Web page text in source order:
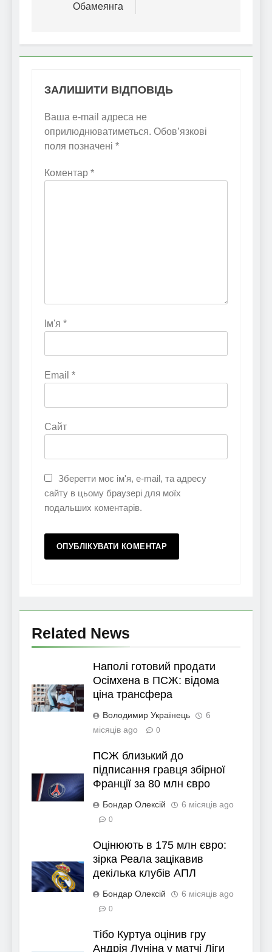
Обамеянга
ЗАЛИШИТИ ВІДПОВІДЬ
Ваша e-mail адреса не
оприлюднюватиметься. Обов’язкові
поля позначені *
Коментар *
Ім'я *
Email *
Сайт
Зберегти моє ім'я, e-mail, та адресу
сайту в цьому браузері для моїх
подальших коментарів.
Related News
Наполі готовий продати
Осімхена в ПСЖ: відома
ціна трансфера
Володимир Українець
6
місяців ago
0
ПСЖ близький до
підписання гравця збірної
Франції за 80 млн євро
Бондар Олексій 6 місяців ago
0
Оцінюють в 175 млн євро:
зірка Реала зацікавив
декілька клубів АПЛ
Бондар Олексій 6 місяців ago
0
Тібо Куртуа оцінив гру
Андрія Луніна у матчі Ліги